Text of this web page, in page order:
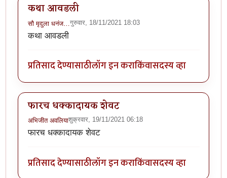
कथा आवडली
सौ मृदुला धनंज… गुरुवार, 18/11/2021 18:03
कथा आवडली
प्रतिसाद देण्यासाठीलॉग इन कराकिंवासदस्य व्हा
फारच धक्कादायक शेवट
अभिजीत अवलियाशुक्रवार, 19/11/2021 06:18
फारच धक्कादायक शेवट
प्रतिसाद देण्यासाठीलॉग इन कराकिंवासदस्य व्हा